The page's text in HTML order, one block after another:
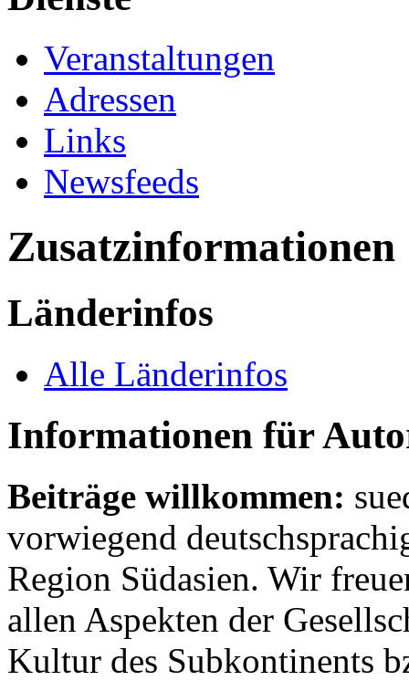
Veranstaltungen
Adressen
Links
Newsfeeds
Zusatzinformationen
Länderinfos
Alle Länderinfos
Informationen für
Beiträge willkommen:
vorwiegend
Region Südasien. Wir
allen Aspekten der
Kultur des Subkontinents